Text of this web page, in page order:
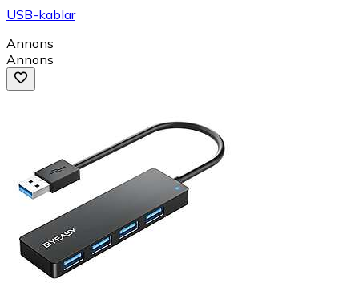
USB-kablar
Annons
Annons